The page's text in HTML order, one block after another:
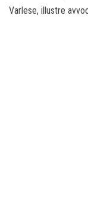
Varlese, illustre